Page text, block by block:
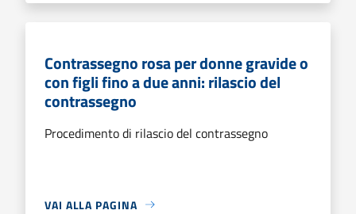
Contrassegno rosa per donne gravide o
con figli fino a due anni: rilascio del
contrassegno
Procedimento di rilascio del contrassegno
VAI ALLA PAGINA